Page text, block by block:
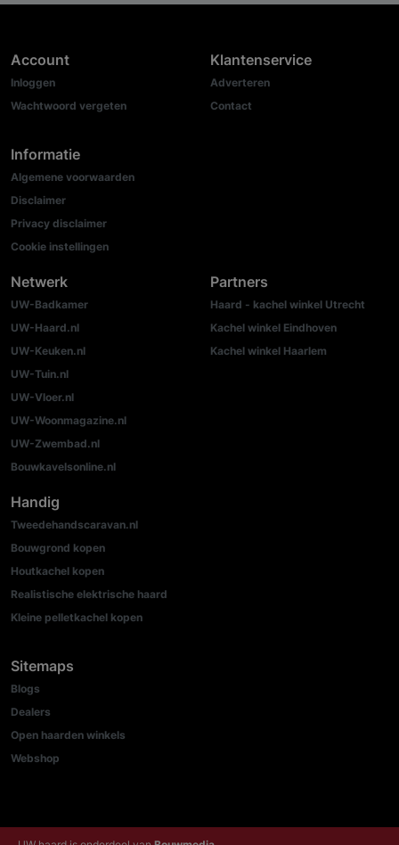
Account
Inloggen
Wachtwoord vergeten
Informatie
Algemene voorwaarden
Disclaimer
Privacy disclaimer
Cookie instellingen
Klantenservice
Adverteren
Contact
Netwerk
UW-Badkamer
UW-Haard.nl
UW-Keuken.nl
UW-Tuin.nl
UW-Vloer.nl
UW-Woonmagazine.nl
UW-Zwembad.nl
Bouwkavelsonline.nl
Partners
Haard - kachel winkel Utrecht
Kachel winkel Eindhoven
Kachel winkel Haarlem
Handig
Tweedehandscaravan.nl
Bouwgrond kopen
Houtkachel kopen
Realistische elektrische haard
Kleine pelletkachel kopen
Sitemaps
Blogs
Dealers
Open haarden winkels
Webshop